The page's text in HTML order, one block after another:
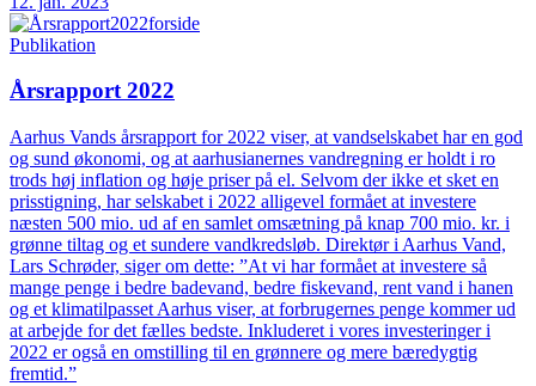
Publikation
Årsrapport 2022
Aarhus Vands årsrapport for 2022 viser, at vandselskabet har en god
og sund økonomi, og at aarhusianernes vandregning er holdt i ro
trods høj inflation og høje priser på el. Selvom der ikke et sket en
prisstigning, har selskabet i 2022 alligevel formået at investere
næsten 500 mio. ud af en samlet omsætning på knap 700 mio. kr. i
grønne tiltag og et sundere vandkredsløb. Direktør i Aarhus Vand,
Lars Schrøder, siger om dette: ”At vi har formået at investere så
mange penge i bedre badevand, bedre fiskevand, rent vand i hanen
og et klimatilpasset Aarhus viser, at forbrugernes penge kommer ud
at arbejde for det fælles bedste. Inkluderet i vores investeringer i
2022 er også en omstilling til en grønnere og mere bæredygtig
fremtid.”